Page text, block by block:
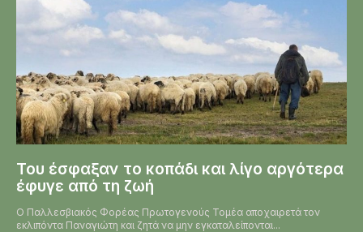
Του έσφαξαν το κοπάδι και λίγο αργότερα
έφυγε από τη ζωή
Ο Παλλεσβιακός Φορέας Πρωτογενούς Τομέα αποχαιρετά τον
εκλιπόντα Παναγιώτη και ζητά να μην εγκαταλείπονται...